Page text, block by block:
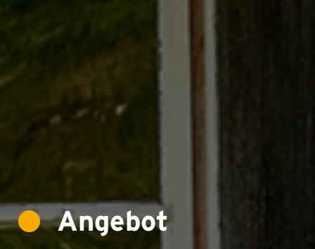
Angebot